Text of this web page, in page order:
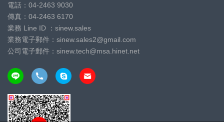
電話： 04-2463 9030
傳真： 04-2463 6170
業務 Line ID ： sinew.sales
業務電子郵件： sinew.sales2@gmail.com
公司電子郵件： sinew.tech@msa.hinet.net